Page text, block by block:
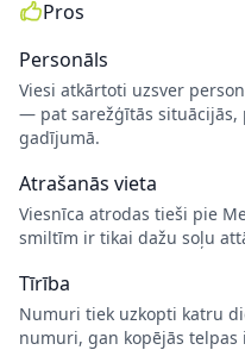
Pros
Personāls
Viesi atkārtoti uzsver
— pat sarežģītās situācijās,
gadījumā.
Atrašanās vieta
Viesnīca atrodas tieši pie
smiltīm ir tikai dažu soļu
Tīrība
Numuri tiek uzkopti katru
numuri, gan kopējās